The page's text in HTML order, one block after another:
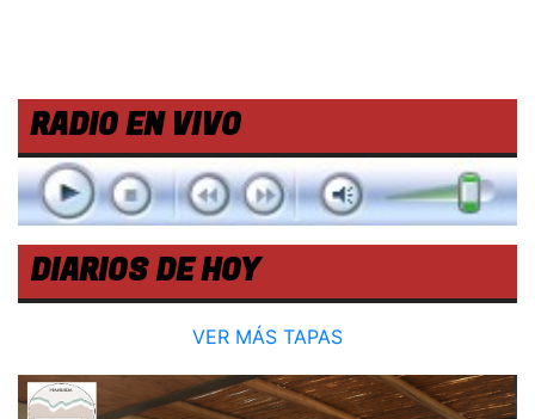
RADIO EN VIVO
DIARIOS DE HOY
VER MÁS TAPAS